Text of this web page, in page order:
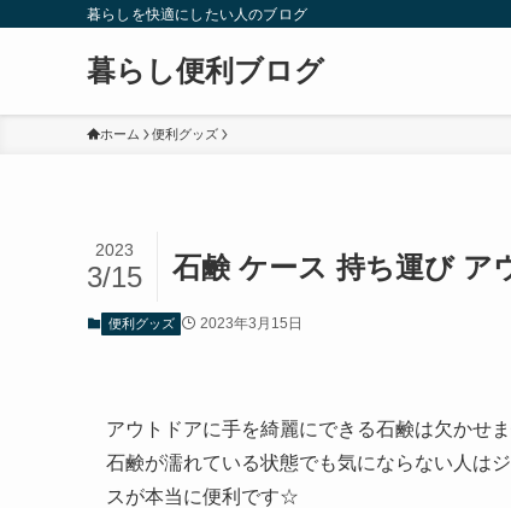
暮らしを快適にしたい人のブログ
暮らし便利ブログ
ホーム 便利グッズ
石鹸 ケース 持ち運び ア
2023
3/15
便利グッズ 2023年3月15日
アウトドアに手を綺麗にできる石鹸は欠かせま
石鹸が濡れている状態でも気にならない人は
スが本当に便利です☆